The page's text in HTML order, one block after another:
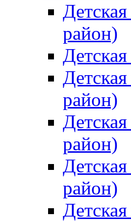
район)
район)
район)
район)